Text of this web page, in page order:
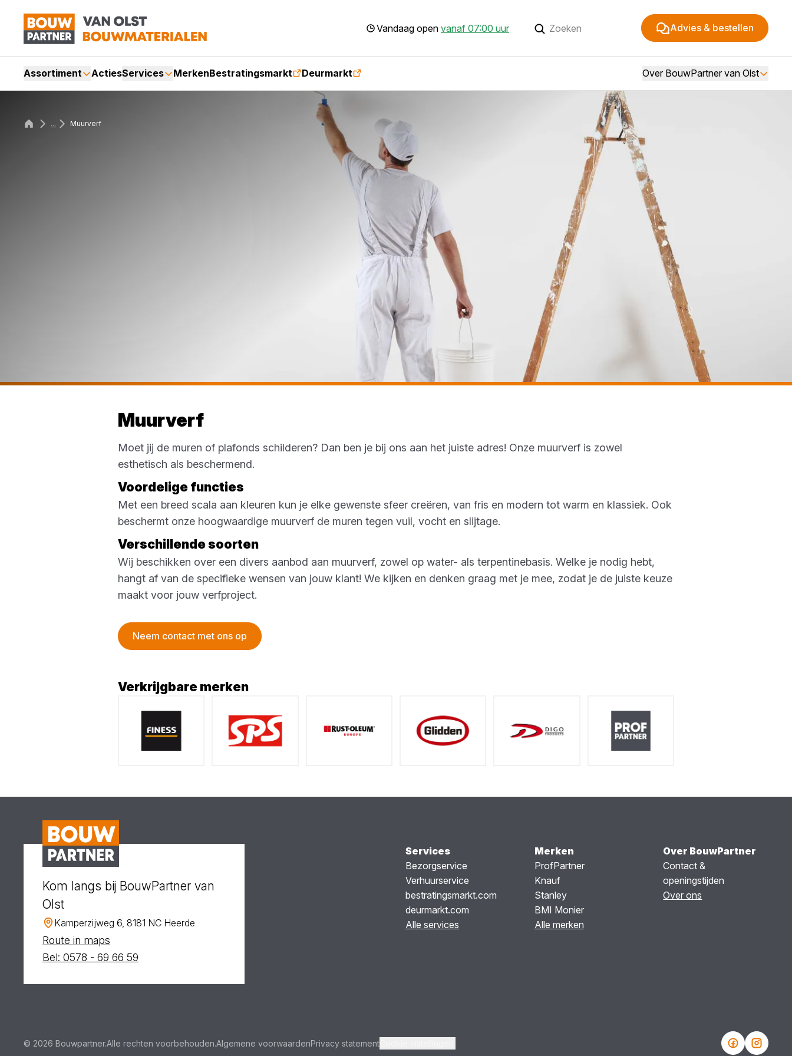
Vandaag open vanaf 07:00 uur Advies & bestellen
Assortiment ActiesServices MerkenBestratingsmarkt Deurmarkt Over BouwPartner van Olst
... Muurverf
Muurverf
Moet jij de muren of plafonds schilderen? Dan ben je bij ons aan het juiste adres! Onze muurverf is zowel
esthetisch als beschermend.
Voordelige functies
Met een breed scala aan kleuren kun je elke gewenste sfeer creëren, van fris en modern tot warm en klassiek. Ook
beschermt onze hoogwaardige muurverf de muren tegen vuil, vocht en slijtage.
Verschillende soorten
Wij beschikken over een divers aanbod aan muurverf, zowel op water- als terpentinebasis. Welke je nodig hebt,
hangt af van de specifieke wensen van jouw klant! We kijken en denken graag met je mee, zodat je de juiste keuze
maakt voor jouw verfproject.
Neem contact met ons op
Verkrijgbare merken
Kom langs bij BouwPartner van
Olst
Kamperzijweg 6, 8181 NC Heerde
Route in maps
Bel: 0578 - 69 66 59
Services
Bezorgservice
Verhuurservice
bestratingsmarkt.com
deurmarkt.com
Alle services
Merken
ProfPartner
Knauf
Stanley
BMI Monier
Alle merken
Over BouwPartner
Contact &
openingstijden
Over ons
© 2026 Bouwpartner.Alle rechten voorbehouden.Algemene voorwaardenPrivacy statement